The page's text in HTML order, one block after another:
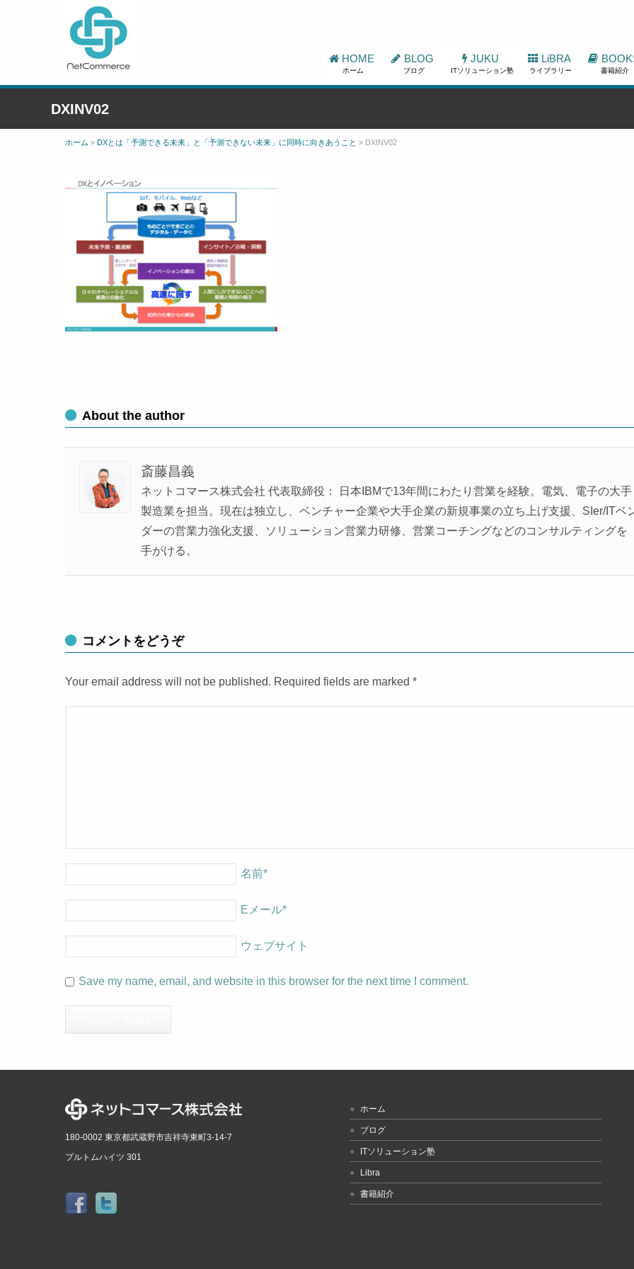
HOME
ホーム
BLOG
ブログ
JUKU
ITソリューション塾
LiBRA
ライブラリー 書籍紹介
DXINV02
ホーム » DXとは「予測できる未来」と「予測できない未来」に同時に向きあうこと » DXINV02
About the author
斎藤昌義
ネットコマース株式会社 代表取締役： 日本IBMで13年間にわたり営業を経験。電気、電子の大手
製造業を担当。現在は独立し、ベンチャー企業や大手企業の新規事業の立ち上げ支援、SIer/ITベ
ダーの営業力強化支援、ソリューション営業力研修、営業コーチングなどのコンサルティングを
手がける。
コメントをどうぞ
Your email address will not be published. Required fields are marked *
名前*
Eメール*
ウェブサイト
Save my name, email, and website in this browser for the next time I comment.
180-0002 東京都武蔵野市吉祥寺東町3-14-7
プルトムハイツ 301
ホーム
ブログ
ITソリューション塾
Libra
書籍紹介